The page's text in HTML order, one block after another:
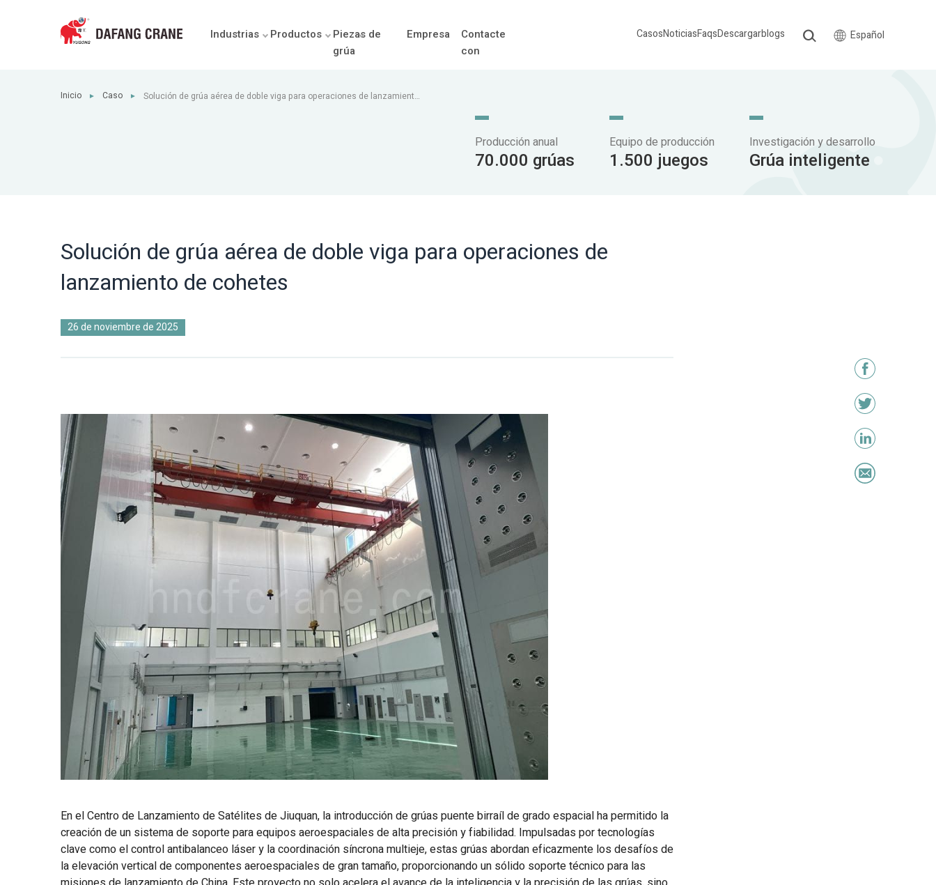
Industrias Productos
Piezas de
grúa
Empresa
Contacte
con
CasosNoticiasFaqsDescargarblogs Español
Inicio ► Caso ►
Solución de grúa aérea de doble viga para operaciones de lanzamiento
Producción anual
70.000 grúas
Equipo de producción
1.500 juegos
Investigación y desarrollo
Grúa inteligente
Solución de grúa aérea de doble viga para operaciones de
lanzamiento de cohetes
26 de noviembre de 2025
En el Centro de Lanzamiento de Satélites de Jiuquan, la introducción de grúas puente birraíl de grado espacial ha permitido la
creación de un sistema de soporte para equipos aeroespaciales de alta precisión y fiabilidad. Impulsadas por tecnologías
clave como el control antibalanceo láser y la coordinación síncrona multieje, estas grúas abordan eficazmente los desafíos de
la elevación vertical de componentes aeroespaciales de gran tamaño, proporcionando un sólido soporte técnico para las